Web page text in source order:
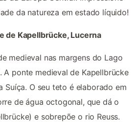
da natureza em estado líquido!
de Kapellbrücke, Lucerna
medieval nas margens do Lago
A ponte medieval de Kapellbrücke
Suíça. O seu teto é elaborado em
de água octogonal, que dá o
e sobrepõe o rio Reuss.